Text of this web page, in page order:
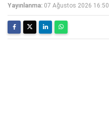
Yayınlanma: 07 Ağustos 2026 16:50